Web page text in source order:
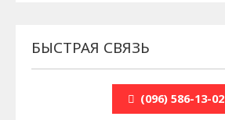
БЫСТРАЯ СВЯЗЬ
(096) 586-13-02